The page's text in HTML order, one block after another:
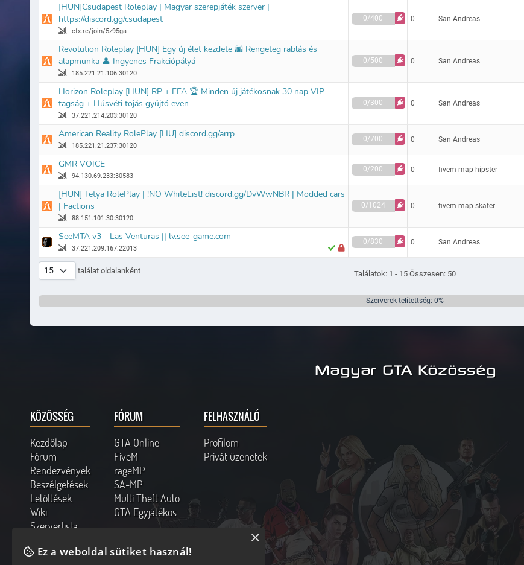
[HUN]Csudapest Roleplay | Magyar szerepjáték szerver |
https://discord.gg/csudapest
cfx.re/join/5z95ga
0/400 0 San Andreas
Revolution Roleplay [HUN] Egy új élet kezdete 🌆 Rengeteg rablás és
alapmunka 👤 Ingyenes Frakciópályá
185.221.21.106:30120
0/500 0 San Andreas
Horizon Roleplay [HUN] RP + FFA 🏆 Minden új játékosnak 30 nap VIP
tagság + Húsvéti tojás gyüjtő even
37.221.214.203:30120
0/300 0 San Andreas
American Reality RolePlay [HU] discord.gg/arrp
185.221.21.237:30120
0/700 0 San Andreas
GMR VOICE
94.130.69.233:30583
0/200 0 fivem-map-hipster
[HUN] Tetya RolePlay | !NO WhiteList! discord.gg/DvWwNBR | Modded cars
| Factions
88.151.101.30:30120
0/1024 0 fivem-map-skater
SeeMTA v3 - Las Venturas || lv.see-game.com
37.221.209.167:22013
0/830 0 San Andreas
találat oldalanként Találatok: 1 - 15 Összesen: 50
Szerverek telítettség: 0%
Magyar GTA Közösség
KÖZÖSSÉG
Kezdőlap
Fórum
Rendezvények
Beszélgetések
Letöltések
Wiki
Szerverlista
FÓRUM
GTA Online
FiveM
rageMP
SA-MP
Multi Theft Auto
GTA Egyjátékos
FELHASZNÁLÓ
Profilom
Privát üzenetek
Online felhasználók
Ez a weboldal sütiket használ!
×